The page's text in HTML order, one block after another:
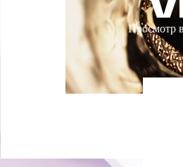
Просмотр